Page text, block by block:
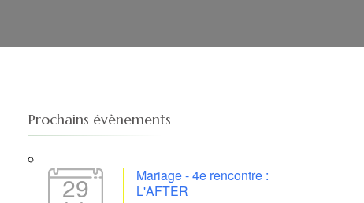
Prochains évènements
29
Mariage - 4e rencontre :
L'AFTER